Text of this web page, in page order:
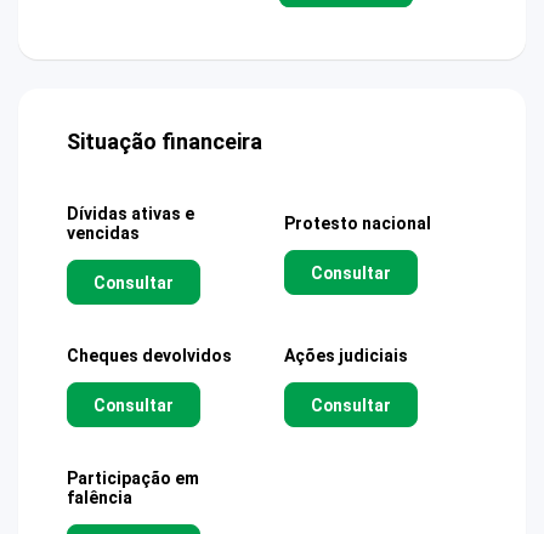
Situação financeira
Dívidas ativas e
vencidas
Consultar
Protesto nacional
Consultar
Cheques devolvidos
Consultar
Ações judiciais
Consultar
Participação em
falência